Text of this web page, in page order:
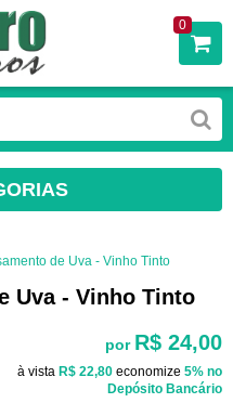
0
de Uva - Vinho Tinto
Uva - Vinho Tinto
por R$ 24,00
à vista R$ 22,80 economize 5% no
Depósito Bancário